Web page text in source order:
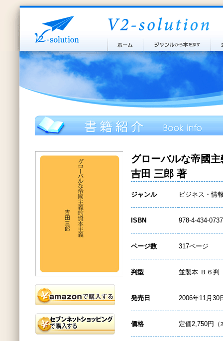
グローバルな帝國
吉田 三郎 著
ジャンル ビジネス・情
ISBN 978-4-434-
ページ数 317ページ
判型 並製本 Ｂ６判
発売日 2006年11月30
価格 定価2,750円（